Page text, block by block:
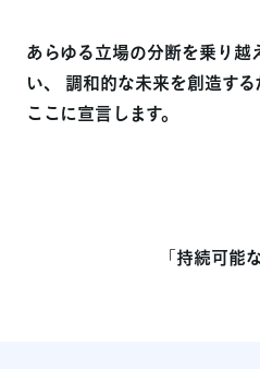
あらゆる立場の分断を乗り越
い、
調和的な未来を創造する
ここに宣言します。
「持続可能